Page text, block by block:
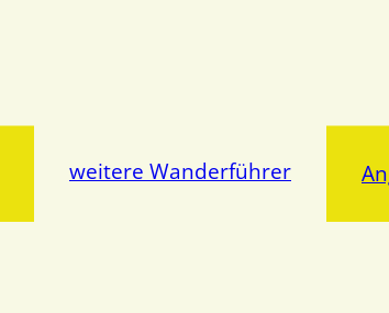
weitere Wanderführer